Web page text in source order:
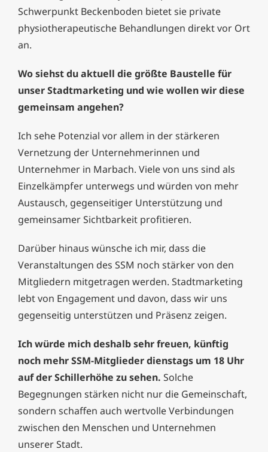
Schwerpunkt Beckenboden bietet sie private
physiotherapeutische Behandlungen direkt vor Ort
an.
Wo siehst du aktuell die größte Baustelle für
unser Stadtmarketing und wie wollen wir diese
gemeinsam angehen?
Ich sehe Potenzial vor allem in der stärkeren
Vernetzung der Unternehmerinnen und
Unternehmer in Marbach. Viele von uns sind als
Einzelkämpfer unterwegs und würden von mehr
Austausch, gegenseitiger Unterstützung und
gemeinsamer Sichtbarkeit profitieren.
Darüber hinaus wünsche ich mir, dass die
Veranstaltungen des SSM noch stärker von den
Mitgliedern mitgetragen werden. Stadtmarketing
lebt von Engagement und davon, dass wir uns
gegenseitig unterstützen und Präsenz zeigen.
Ich würde mich deshalb sehr freuen, künftig
noch mehr SSM-Mitglieder dienstags um 18 Uhr
auf der Schillerhöhe zu sehen. Solche
Begegnungen stärken nicht nur die Gemeinschaft,
sondern schaffen auch wertvolle Verbindungen
zwischen den Menschen und Unternehmen
unserer Stadt.